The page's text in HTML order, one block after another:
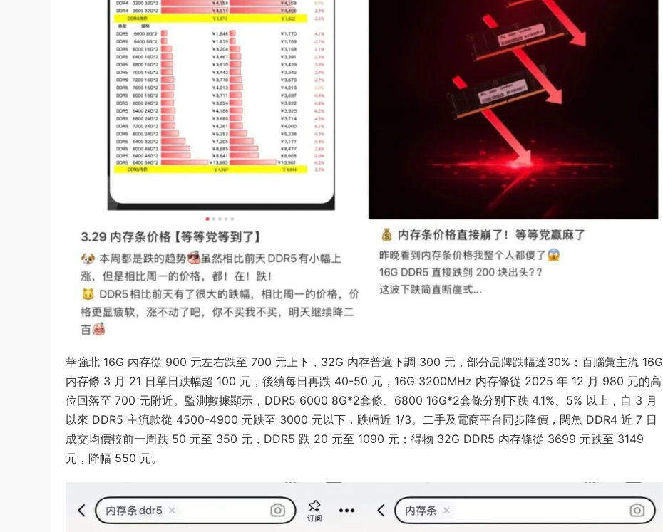
華強北 16G 内存從 900 元左右跌至 700 元上下，32G 内存普遍下調 300 元，部分品牌跌幅達30%；百腦彙主流 16G
内存條 3 月 21 日單日跌幅超 100 元，後續每日再跌 40-50 元，16G 3200MHz 内存條從 2025 年 12 月 980 元的高
位回落至 700 元附近。監測數據顯示，DDR5 6000 8G*2套條、6800 16G*2套條分别下跌 4.1%、5% 以上，自 3 月
以來 DDR5 主流款從 4500-4900 元跌至 3000 元以下，跌幅近 1/3。二手及電商平台同步降價，閑魚 DDR4 近 7 日
成交均價較前一周跌 50 元至 350 元，DDR5 跌 20 元至 1090 元；得物 32G DDR5 内存條從 3699 元跌至 3149
元，降幅 550 元。